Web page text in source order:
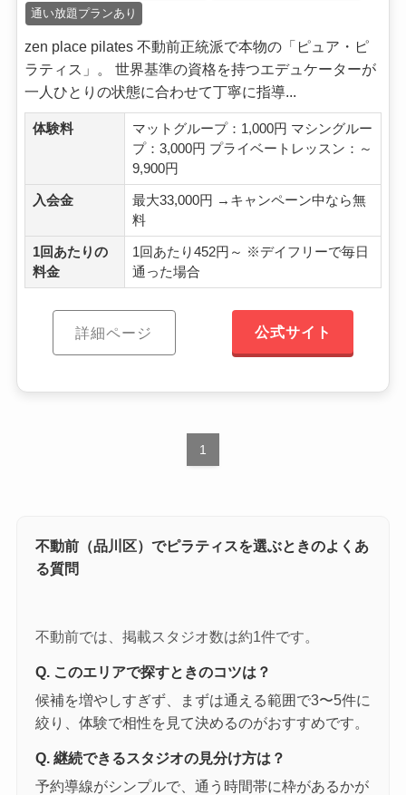
通い放題プランあり
zen place pilates 不動前正統派で本物の「ピュア・ピ
ラティス」。 世界基準の資格を持つエデュケーターが
一人ひとりの状態に合わせて丁寧に指導...
体験料
マットグループ：1,000円 マシングルー
プ：3,000円 プライベートレッスン：～
9,900円
入会金
最大33,000円 →キャンペーン中なら無
料
1回あたりの
料金
1回あたり452円～ ※デイフリーで毎日
通った場合
詳細ページ 公式サイト
1
不動前（品川区）でピラティスを選ぶときのよくあ
る質問
不動前では、掲載スタジオ数は約1件です。
Q. このエリアで探すときのコツは？
候補を増やしすぎず、まずは通える範囲で3〜5件に
絞り、体験で相性を見て決めるのがおすすめです。
Q. 継続できるスタジオの見分け方は？
予約導線がシンプルで、通う時間帯に枠があるかが